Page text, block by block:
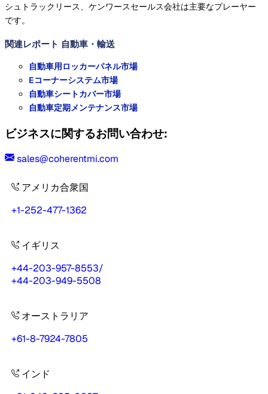
シュトラックリース、ケンワースセールス会社は主要なプレーヤー
です。
関連レポート 自動車・輸送
自動車用ロッカーパネル市場
Eコーナーシステム市場
自動車シートカバー市場
自動車定期メンテナンス市場
ビジネスに関するお問い合わせ:
sales@coherentmi.com
アメリカ合衆国
+1-252-477-1362
イギリス
+44-203-957-8553/
+44-203-949-5508
オーストラリア
+61-8-7924-7805
インド